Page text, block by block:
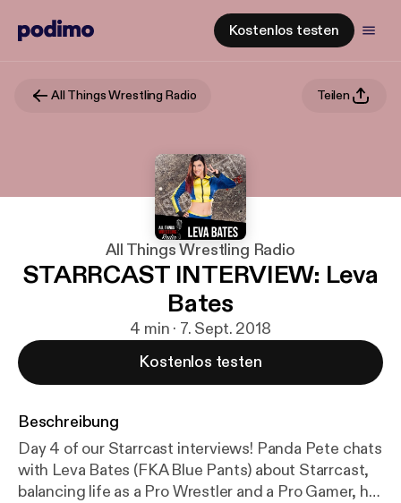
Kostenlos testen
All Things Wrestling Radio Teilen
All Things Wrestling Radio
STARRCAST INTERVIEW: Leva
Bates
4 min · 7. Sept. 2018
Kostenlos testen
Beschreibung
Day 4 of our Starrcast interviews! Panda Pete chats
with Leva Bates (FKA Blue Pants) about Starrcast,
balancing life as a Pro Wrestler and a Pro Gamer, her